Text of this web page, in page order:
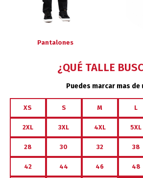
Pantalones
¿QUÉ TALLE
Puedes marcar mas de
XS S M L
2XL 3XL 4XL 5XL
28 30 32 38
42 44 46 48